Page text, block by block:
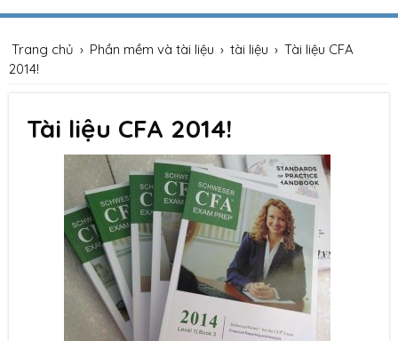
Trang chủ › Phần mềm và tài liệu › tài liệu › Tài liệu CFA
2014!
Tài liệu CFA 2014!